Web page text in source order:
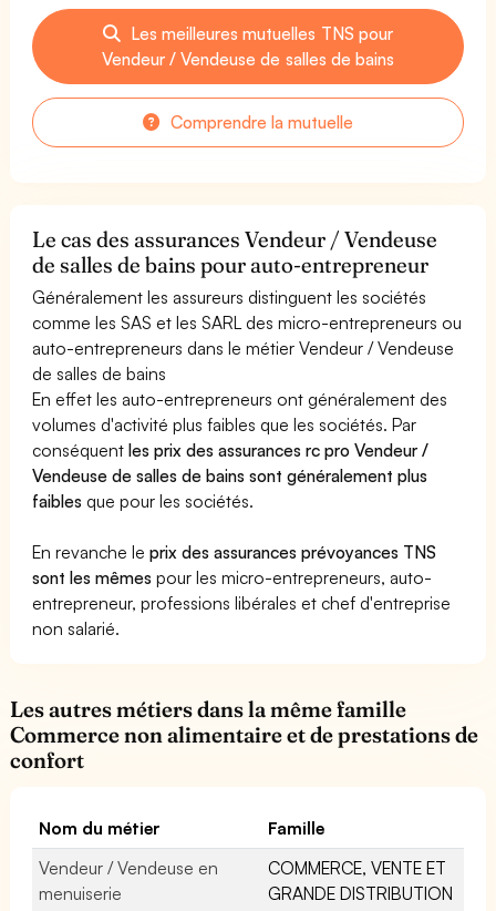
Les meilleures mutuelles TNS pour
Vendeur / Vendeuse de salles de bains
Comprendre la mutuelle
Le cas des assurances Vendeur / Vendeuse
de salles de bains pour auto-entrepreneur
Généralement les assureurs distinguent les sociétés
comme les SAS et les SARL des micro-entrepreneurs ou
auto-entrepreneurs dans le métier Vendeur / Vendeuse
de salles de bains
En effet les auto-entrepreneurs ont généralement des
volumes d'activité plus faibles que les sociétés. Par
conséquentles prix des assurances rc pro Vendeur /
Vendeuse de salles de bains sont généralement plus
faibles que pour les sociétés.
En revanche leprix des assurances prévoyances TNS
sont les mêmes pour les micro-entrepreneurs, auto-
entrepreneur, professions libérales et chef d'entreprise
non salarié.
Les autres métiers dans la même famille
Commerce non alimentaire et de prestations de
confort
Nom du métier
Famille
Vendeur / Vendeuse en
menuiserie
COMMERCE, VENTE ET
GRANDE DISTRIBUTION